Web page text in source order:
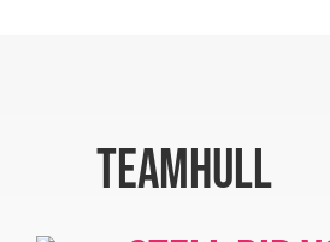
teamhull